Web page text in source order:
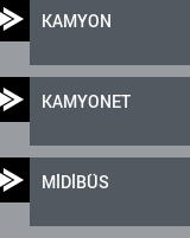
KAMYON
KAMYONET
MİDİBÜS